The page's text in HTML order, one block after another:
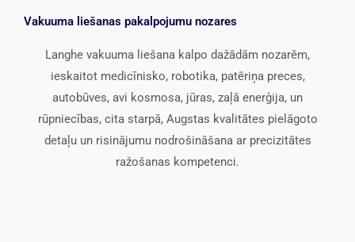
Vakuuma liešanas pakalpojumu nozares
Langhe vakuuma liešana kalpo dažādām nozarēm,
ieskaitot medicīnisko, robotika, patēriņa preces,
autobūves, avi kosmosa, jūras, zaļā enerģija, un
rūpniecības, cita starpā, Augstas kvalitātes pielāgoto
detaļu un risinājumu nodrošināšana ar precizitātes
ražošanas kompetenci.